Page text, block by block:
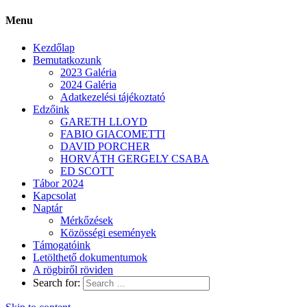
Menu
Kezdőlap
Bemutatkozunk
2023 Galéria
2024 Galéria
Adatkezelési tájékoztató
Edzőink
GARETH LLOYD
FABIO GIACOMETTI
DAVID PORCHER
HORVÁTH GERGELY CSABA
ED SCOTT
Tábor 2024
Kapcsolat
Naptár
Mérkőzések
Közösségi események
Támogatóink
Letölthető dokumentumok
A rögbiről röviden
Search for: